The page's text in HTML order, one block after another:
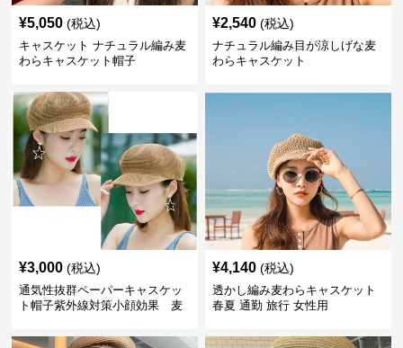
¥5,050 (税込)
キャスケット ナチュラル編み麦
わらキャスケット帽子
¥2,540 (税込)
ナチュラル編み目が涼しげな麦
わらキャスケット
¥3,000 (税込)
通気性抜群ペーパーキャスケッ
ト帽子紫外線対策小顔効果 麦
¥4,140 (税込)
透かし編み麦わらキャスケット
春夏 通勤 旅行 女性用